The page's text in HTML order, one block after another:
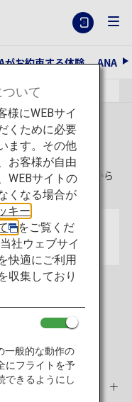
がお約束する体験 ANAマ
リースなど、ANAから
いて
様にWEBサイ
くために必要
ます。その他
お客様が自由
WEBサイトの
くなる場合が
キー
をご覧くだ
社ウェブサイ
快適にご利用
収集しており
一般的な動作の
にフライトを予
できるようにし